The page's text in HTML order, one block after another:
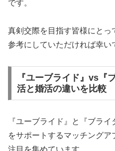
です。
真剣交際を目指す皆様にと
参考にしていただければ幸い
『ユーブライド』vs『
活と婚活の違いを比較
『ユーブライド』と『ブラ
をサポートするマッチング
注目を集めています。